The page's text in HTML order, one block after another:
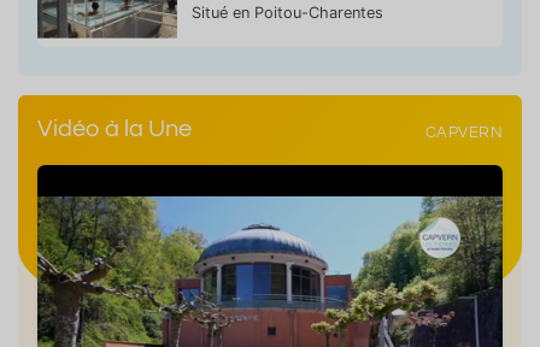
Situé en Poitou-Charentes
Vidéo à la Une CAPVERN